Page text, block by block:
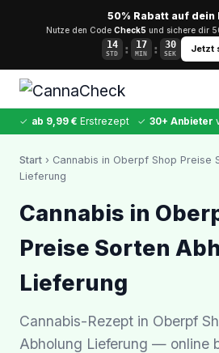
50% Rabatt auf dein
Nutze den Code Check5und sichere dir
14
STD : 17
MIN : 30
SEK Jetzt
✓ ab 9,99 € Erstrezept ✓ 30+ Anbieter
Start › Cannabis in Oberpf Shop Preise
Lieferung
Cannabis in
Preise Sorten
Lieferung
Cannabis-Rezept in Oberpf
Abholung Lieferung — online